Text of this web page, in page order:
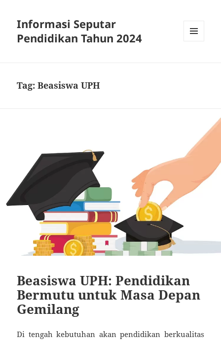
Informasi Seputar
Pendidikan Tahun 2024
Tag:Beasiswa UPH
Beasiswa UPH: Pendidikan
Bermutu untuk Masa Depan
Gemilang
Di tengah kebutuhan akan pendidikan berkualitas